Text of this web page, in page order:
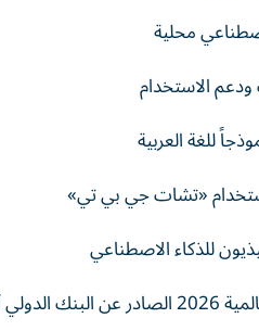
محلية
الاستخدام
للغة العربية
للذكاء الاصطناعي
أكد تقرير التنمية العالمية